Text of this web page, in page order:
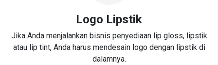
Logo Lipstik
Jika Anda menjalankan bisnis penyediaan lip gloss, lipstik
atau lip tint, Anda harus mendesain logo dengan lipstik di
dalamnya.